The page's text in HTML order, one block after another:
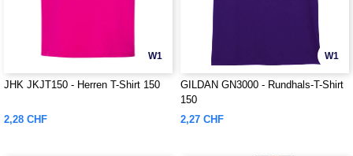
W1
JHK JKJT150 - Herren T-Shirt 150
2,28 CHF
W1
GILDAN GN3000 - Rundhals-T-Shirt
150
2,27 CHF